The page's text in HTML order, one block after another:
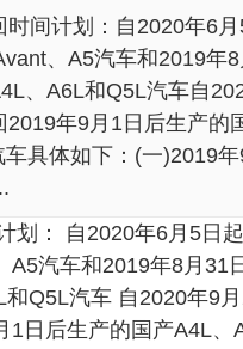
时间计划：自2020年6
、A5汽车和2019年
、A6L和Q5L汽车自
2019年9月1日后生产的
车具体如下：(一)2019
划： 自2020年6月5日
A5汽车和2019年8月31
和Q5L汽车 自2020年9
1日后生产的国产A4L、